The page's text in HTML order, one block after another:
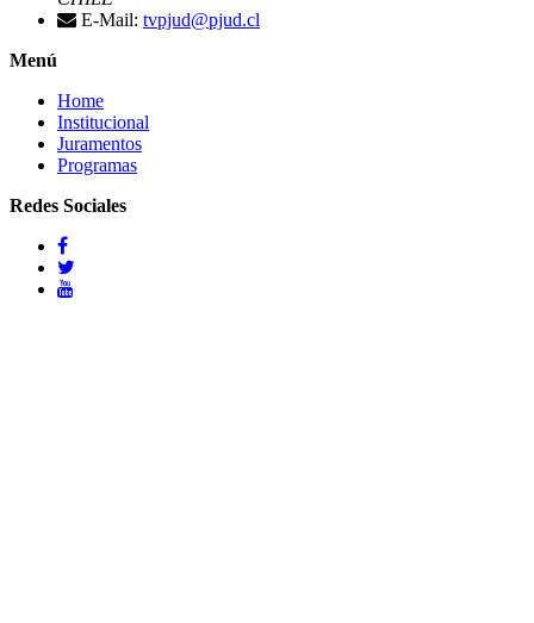
E-Mail: tvpjud@pjud.cl
Menú
Home
Institucional
Juramentos
Programas
Redes Sociales